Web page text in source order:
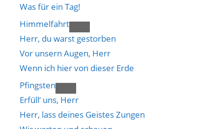
Was für ein Tag!
Himmelfahrt
Herr, du warst gestorben
Vor unsern Augen, Herr
Wenn ich hier von dieser Erde
Pfingsten
Erfüll‘ uns, Herr
Herr, lass deines Geistes Zungen